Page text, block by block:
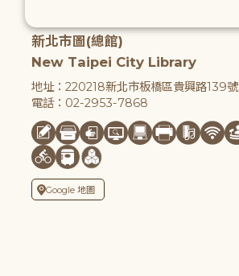
新北市圖(總館)
New Taipei City Library
地址：220218新北市板橋區貴興路139號
電話：02-2953-7868
Google 地圖